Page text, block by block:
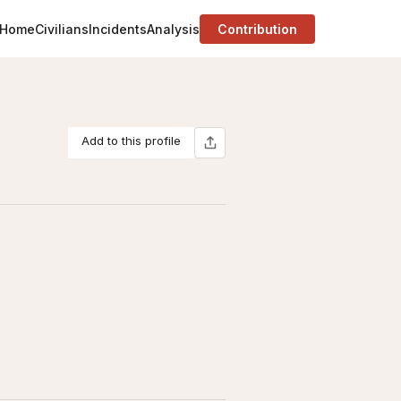
HomeCiviliansIncidentsAnalysis Contribution
Add to this profile